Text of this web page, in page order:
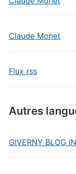
Claude Monet
Flux rss
Autres
GIVERNY BLOG